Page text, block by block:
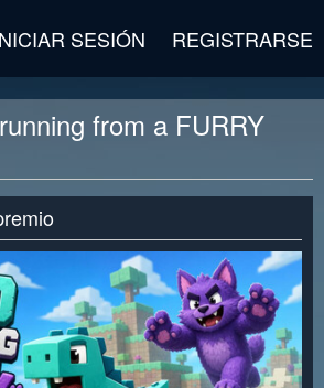
SESIÓN REGISTRARSE
from a FURRY